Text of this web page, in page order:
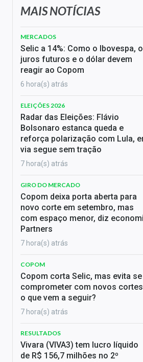
MAIS NOTÍCIAS
MERCADOS
Selic a 14%: Como o Ibovespa,
juros futuros e o dólar devem
reagir ao Copom
6 hora(s) atrás
ELEIÇÕES 2026
Radar das Eleições: Flávio
Bolsonaro estanca queda e
reforça polarização com Lula,
via segue sem tração
7 hora(s) atrás
GIRO DO MERCADO
Copom deixa porta aberta para
novo corte em setembro, mas
com espaço menor, diz
Partners
7 hora(s) atrás
COPOM
Copom corta Selic, mas evita se
comprometer com novos
o que vem a seguir?
7 hora(s) atrás
RESULTADOS
Vivara (VIVA3) tem lucro líquido
de R$ 156,7 milhões no 2º